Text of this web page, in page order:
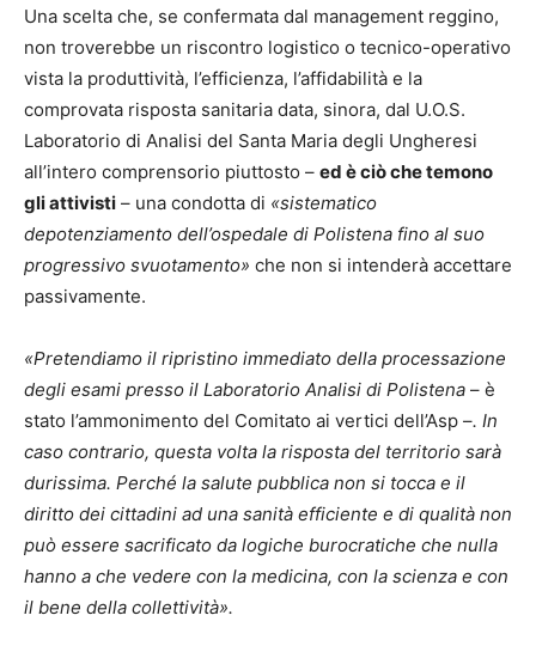
Una scelta che, se confermata dal management reggino,
non troverebbe un riscontro logistico o tecnico-operativo
vista la produttività, l’efficienza, l’affidabilità e la
comprovata risposta sanitaria data, sinora, dal U.O.S.
Laboratorio di Analisi del Santa Maria degli Ungheresi
all’intero comprensorio piuttosto – ed è ciò che temono
gli attivisti – una condotta di «sistematico
depotenziamento dell’ospedale di Polistena fino al suo
progressivo svuotamento» che non si intenderà accettare
passivamente.
«Pretendiamo il ripristino immediato della processazione
degli esami presso il Laboratorio Analisi di Polistena – è
stato l’ammonimento del Comitato ai vertici dell’Asp –. In
caso contrario, questa volta la risposta del territorio sarà
durissima. Perché la salute pubblica non si tocca e il
diritto dei cittadini ad una sanità efficiente e di qualità non
può essere sacrificato da logiche burocratiche che nulla
hanno a che vedere con la medicina, con la scienza e con
il bene della collettività».